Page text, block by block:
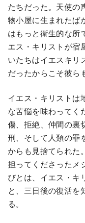
たちだった。天使の
物小屋に生まれたば
はもっと衛生的な所
エス・キリストが宿
いたちはイエスキリ
だったからこそ彼ら
イエス・キリストは
な苦悩を味わってく
傷、拒絶、仲間の裏
刑、そして人類の罪
からも見捨てられた
担ってくださったメ
びとは、イエス・キ
と、三日後の復活を
る。